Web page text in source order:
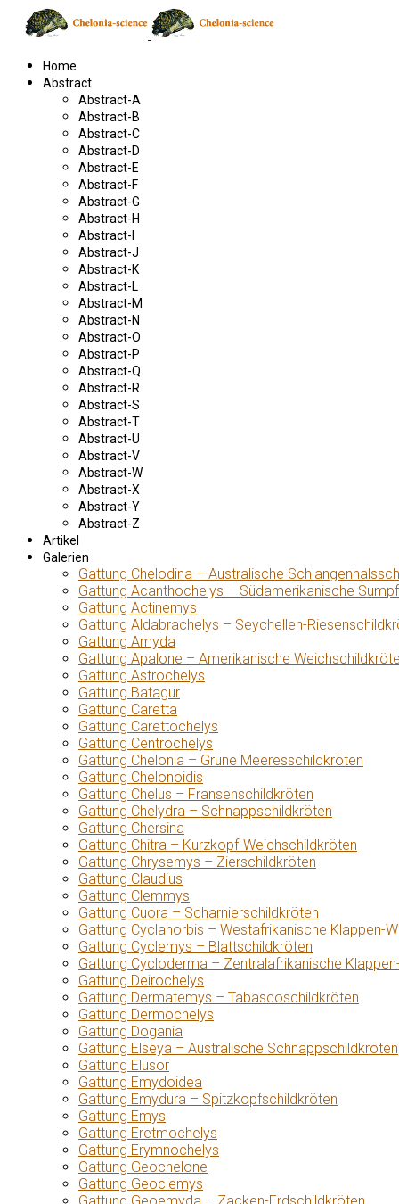
Home
Abstract
Abstract-A
Abstract-B
Abstract-C
Abstract-D
Abstract-E
Abstract-F
Abstract-G
Abstract-H
Abstract-I
Abstract-J
Abstract-K
Abstract-L
Abstract-M
Abstract-N
Abstract-O
Abstract-P
Abstract-Q
Abstract-R
Abstract-S
Abstract-T
Abstract-U
Abstract-V
Abstract-W
Abstract-X
Abstract-Y
Abstract-Z
Artikel
Galerien
Gattung Chelodina – Australische
Gattung Acanthochelys – Südamerikanische
Gattung Actinemys
Gattung Aldabrachelys – Seychellen-
Gattung Amyda
Gattung Apalone – Amerikanische
Gattung Astrochelys
Gattung Batagur
Gattung Caretta
Gattung Carettochelys
Gattung Centrochelys
Gattung Chelonia – Grüne Meeresschildkröten
Gattung Chelonoidis
Gattung Chelus – Fransenschildkröten
Gattung Chelydra – Schnappschildkröten
Gattung Chersina
Gattung Chitra – Kurzkopf-Weichschildkröten
Gattung Chrysemys – Zierschildkröten
Gattung Claudius
Gattung Clemmys
Gattung Cuora – Scharnierschildkröten
Gattung Cyclanorbis – Westafrikanische Klappen-
Gattung Cyclemys – Blattschildkröten
Gattung Cycloderma – Zentralafrikanische
Gattung Deirochelys
Gattung Dermatemys – Tabascoschildkröten
Gattung Dermochelys
Gattung Dogania
Gattung Elseya – Australische Schnappschildkröten
Gattung Elusor
Gattung Emydoidea
Gattung Emydura – Spitzkopfschildkröten
Gattung Emys
Gattung Eretmochelys
Gattung Erymnochelys
Gattung Geochelone
Gattung Geoclemys